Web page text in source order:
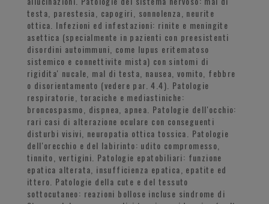
testa, parestesia, capogiri, sonnolenza, neurite
ottica. Infezioni ed infestazioni: rinite e meningite
asettica (specialmente in pazienti con preesistenti
disordini autoimmuni, come lupus eritematoso
sistemico e connettivite mista) con sintomi di
rigidita' nucale, mal di testa, nausea, vomito, febbre
o disorientamento (vedere par. 4.4). Patologie
respiratorie, toraciche e mediastiniche:
broncospasmo, dispnea, apnea. Patologie dell'occhio:
rari casi di alterazione oculare con conseguenti
disturbi visivi, neuropatia ottica tossica. Patologie
dell'orecchio e del labirinto: udito compromesso,
tinnito, vertigini. Patologie epatobiliari: funzione
epatica alterata, insufficienza epatica, epatite ed
ittero. Patologie della cute e del tessuto
sottocutaneo: reazioni bollose incluse sindrome di